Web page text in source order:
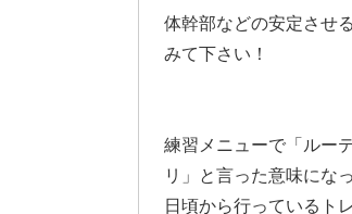
体幹部などの安定させ
みて下さい！
練習メニューで「ルー
リ」と言った意味にな
日頃から行っているト